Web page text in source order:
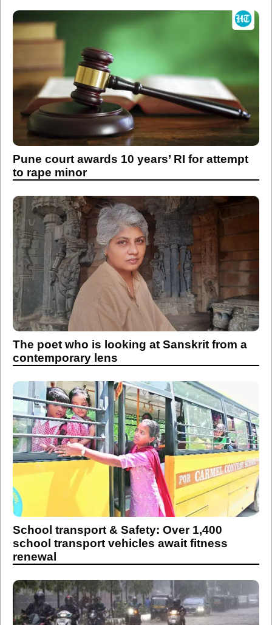
Pune court awards 10 years’ RI for attempt
to rape minor
The poet who is looking at Sanskrit from a
contemporary lens
School transport & Safety: Over 1,400
school transport vehicles await fitness
renewal